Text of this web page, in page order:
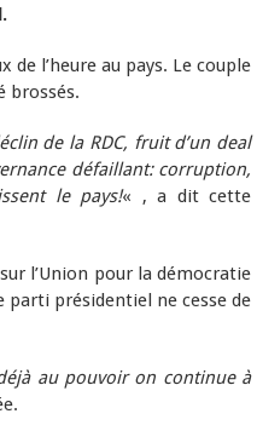
de l’heure au pays. Le couple
brossés.
de la RDC, fruit d’un deal
défaillant: corruption,
le pays!« , a dit cette
l’Union pour la démocratie
parti présidentiel ne cesse de
au pouvoir on continue à